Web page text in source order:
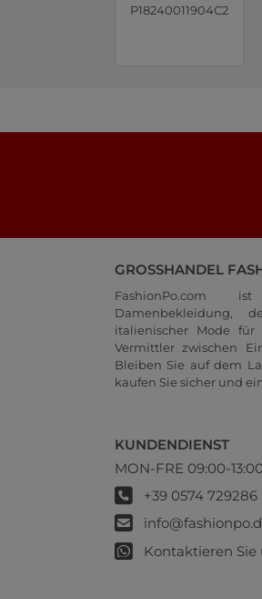
P18240011904C2
GROSSHANDEL
FashionPo.com
italienischer Mode
Vermittler zwischen
Bleiben Sie auf dem
kaufen Sie sicher und
KUNDENDIENST
MON-FRE 09:00-
+39 0574 729286
Kontaktieren